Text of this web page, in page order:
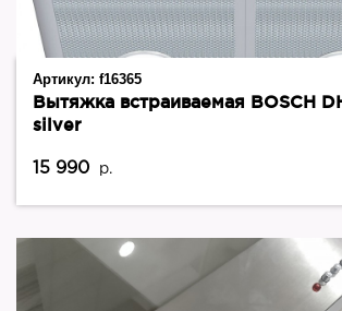
Артикул: f16365
Вытяжка встраиваемая BOSCH
silver
15 990 р.